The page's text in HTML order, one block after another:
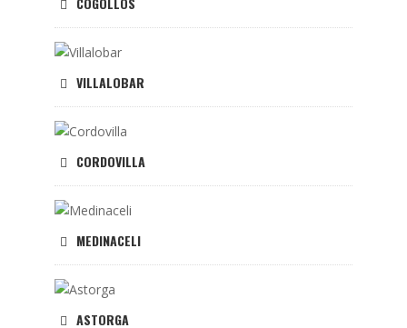
VILLALOBAR
CORDOVILLA
MEDINACELI
ASTORGA